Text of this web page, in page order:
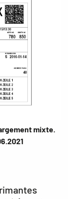
mixte.